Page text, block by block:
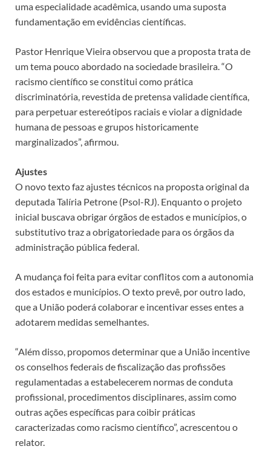
uma especialidade acadêmica, usando uma suposta
fundamentação em evidências científicas.
Pastor Henrique Vieira observou que a proposta trata de
um tema pouco abordado na sociedade brasileira. “O
racismo científico se constitui como prática
discriminatória, revestida de pretensa validade científica,
para perpetuar estereótipos raciais e violar a dignidade
humana de pessoas e grupos historicamente
marginalizados”, afirmou.
Ajustes
O novo texto faz ajustes técnicos na proposta original da
deputada Talíria Petrone (Psol-RJ). Enquanto o projeto
inicial buscava obrigar órgãos de estados e municípios, o
substitutivo traz a obrigatoriedade para os órgãos da
administração pública federal.
A mudança foi feita para evitar conflitos com a autonomia
dos estados e municípios. O texto prevê, por outro lado,
que a União poderá colaborar e incentivar esses entes a
adotarem medidas semelhantes.
“Além disso, propomos determinar que a União incentive
os conselhos federais de fiscalização das profissões
regulamentadas a estabelecerem normas de conduta
profissional, procedimentos disciplinares, assim como
outras ações específicas para coibir práticas
caracterizadas como racismo científico”, acrescentou o
relator.